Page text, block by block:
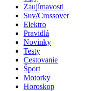
Zaujímavosti
Suv/Crossover
Elektro
Pravidlá
Novinky
Testy
Cestovanie
Šport
Motorky
Horoskop